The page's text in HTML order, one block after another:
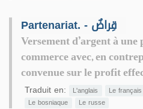
Partenariat. - قِراضٌ
Versement d’argent à
commerce avec, en
convenue sur le profit
Traduit en: L'anglais Le français
Le bosniaque
Le russe